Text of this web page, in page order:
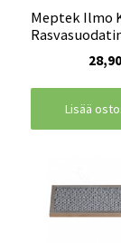
Meptek Ilmo
Lisää